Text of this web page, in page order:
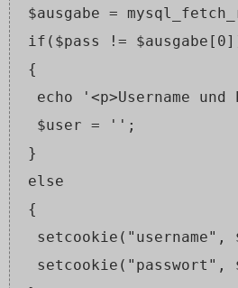
$ausgabe =
if($pass !=
{
echo '<p>Username
$user = '';
}
else
{
setcookie("username",
setcookie("passwort",